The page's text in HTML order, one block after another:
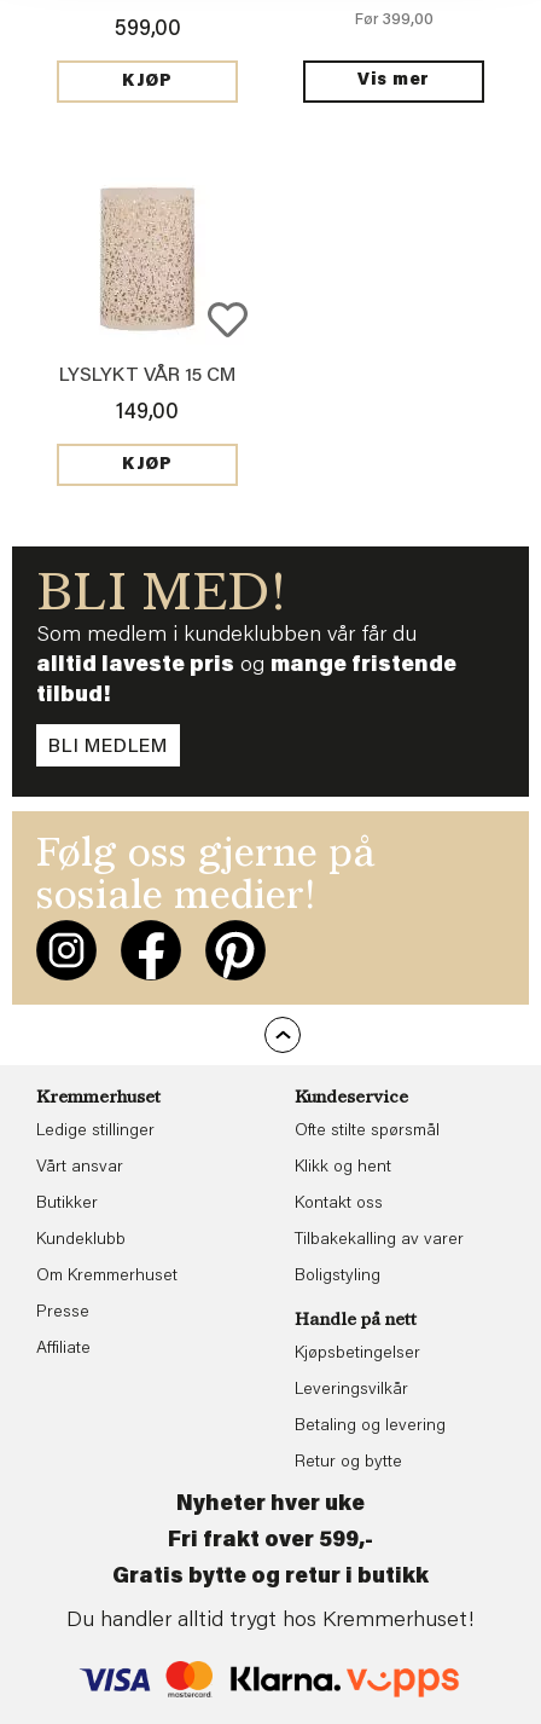
599,00
KJØP
Før 399,00
Vis mer
LYSLYKT VÅR 15 CM
149,00
KJØP
BLI MED!
Som medlem i kundeklubben vår får du
alltid laveste pris og mange fristende
tilbud!
BLI MEDLEM
Følg oss gjerne på
sosiale medier!
Kremmerhuset
Ledige stillinger
Vårt ansvar
Butikker
Kundeklubb
Om Kremmerhuset
Presse
Affiliate
Kundeservice
Ofte stilte spørsmål
Klikk og hent
Kontakt oss
Tilbakekalling av varer
Boligstyling
Handle på nett
Kjøpsbetingelser
Leveringsvilkår
Betaling og levering
Retur og bytte
Nyheter hver uke
Fri frakt over 599,-
Gratis bytte og retur i butikk
Du handler alltid trygt hos Kremmerhuset!